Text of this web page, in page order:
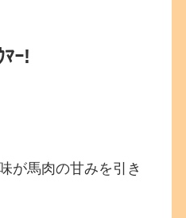
ｰ!
が馬肉の甘みを引き